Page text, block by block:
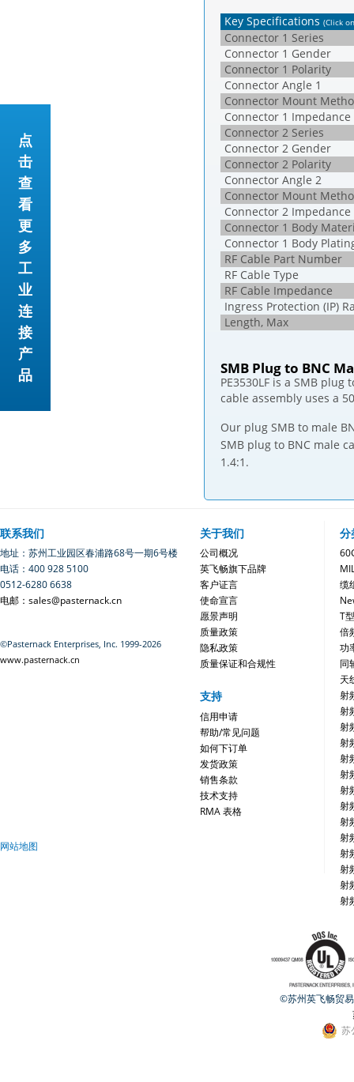
Key Specifications (Click
Connector 1 Series
Connector 1 Gender
Connector 1 Polarity
Connector Angle 1
Connector Mount
Connector 1 Impedance
Connector 2 Series
Connector 2 Gender
Connector 2 Polarity
Connector Angle 2
Connector Mount
Connector 2 Impedance
Connector 1 Body
Connector 1 Body
RF Cable Part Number
RF Cable Type
RF Cable Impedance
Ingress Protection (IP)
Length, Max
SMB Plug to BNC
PE3530LF is a SMB plug
cable assembly uses a
Our plug SMB to male
SMB plug to BNC male
1.4:1.
联系我们
地址：苏州工业园区春浦路68号一期6号楼
电话：400 928 5100
0512-6280 6638
电邮：sales@pasternack.cn
©Pasternack Enterprises, Inc. 1999-2026
www.pasternack.cn
关于我们
公司概况
英飞畅旗下品牌
客户证言
使命宣言
愿景声明
质量政策
隐私政策
质量保证和合规性
支持
信用申请
帮助/常见问题
如何下订单
发货政策
销售条款
技术支持
RMA 表格
网站地图
分
缆
T
倍
功
同
天
射
射
射
射
射
射
射
射
射
射
射
射
射
射
©苏州英飞畅贸
苏
点
击
查
看
更
多
工
业
连
接
产
品